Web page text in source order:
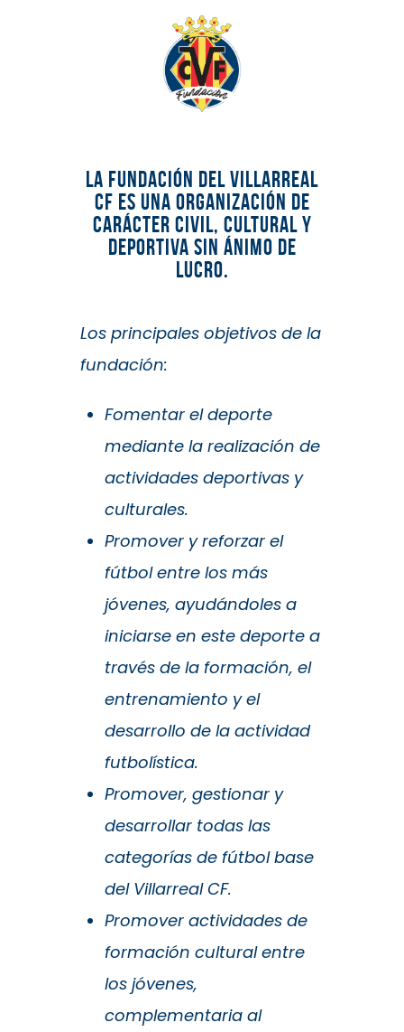
La Fundación del Villarreal
CF es una organización de
carácter civil, cultural y
deportiva sin ánimo de
lucro.
Los principales objetivos de la
fundación:
Fomentar el deporte
mediante la realización de
actividades deportivas y
culturales.
Promover y reforzar el
fútbol entre los más
jóvenes, ayudándoles a
iniciarse en este deporte a
través de la formación, el
entrenamiento y el
desarrollo de la actividad
futbolística.
Promover, gestionar y
desarrollar todas las
categorías de fútbol base
del Villarreal CF.
Promover actividades de
formación cultural entre
los jóvenes,
complementaria al